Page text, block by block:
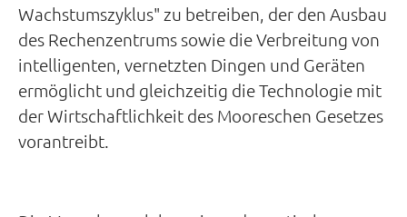
Wachstumszyklus" zu betreiben, der den Ausbau
des Rechenzentrums sowie die Verbreitung von
intelligenten, vernetzten Dingen und Geräten
ermöglicht und gleichzeitig die Technologie mit
der Wirtschaftlichkeit des Mooreschen Gesetzes
vorantreibt.